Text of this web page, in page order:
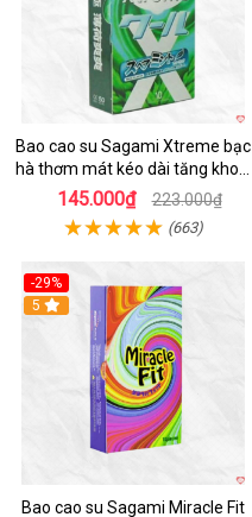
Bao cao su Sagami Xtreme bạc
hà thơm mát kéo dài tăng khoái
cảm
145.000₫ 223.000₫
(663)
-29%
Hot
5
Bao cao su Sagami Miracle Fit